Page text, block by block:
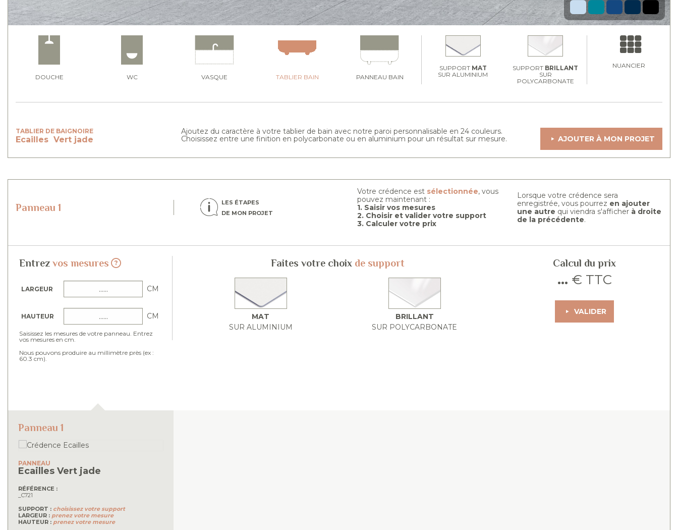
DOUCHE WC VASQUE TABLIER BAIN PANNEAU BAIN
SUPPORT MAT
SUR ALUMINIUM
SUPPORT BRILLANT
SUR
POLYCARBONATE
NUANCIER
TABLIER DE BAIGNOIRE
Ecailles Vert jade
Ajoutez du caractère à votre tablier de bain avec notre paroi personnalisable en 24 couleurs.
Choisissez entre une finition en polycarbonate ou en aluminium pour un résultat sur mesure.
AJOUTER À MON PROJET
Panneau 1
LES ÉTAPES
DE MON PROJET
Votre crédence est sélectionnée, vous
pouvez maintenant :
1. Saisir vos mesures
2. Choisir et valider votre support
3. Calculer votre prix
Lorsque votre crédence sera
enregistrée, vous pourrez en ajouter
une autre qui viendra s'afficher à droite
de la précédente.
Entrez vos mesures
LARGEUR CM
HAUTEUR CM
Saisissez les mesures de votre panneau. Entrez
vos mesures en cm.
Nous pouvons produire au millimètre près (ex :
60.3 cm).
Faites votre choix de support
MAT
SUR ALUMINIUM
BRILLANT
SUR POLYCARBONATE
Calcul du prix
... € TTC
VALIDER
Panneau 1
PANNEAU
Ecailles Vert jade
RÉFÉRENCE :
_C721
SUPPORT : choisissez votre support
LARGEUR : prenez votre mesure
HAUTEUR : prenez votre mesure